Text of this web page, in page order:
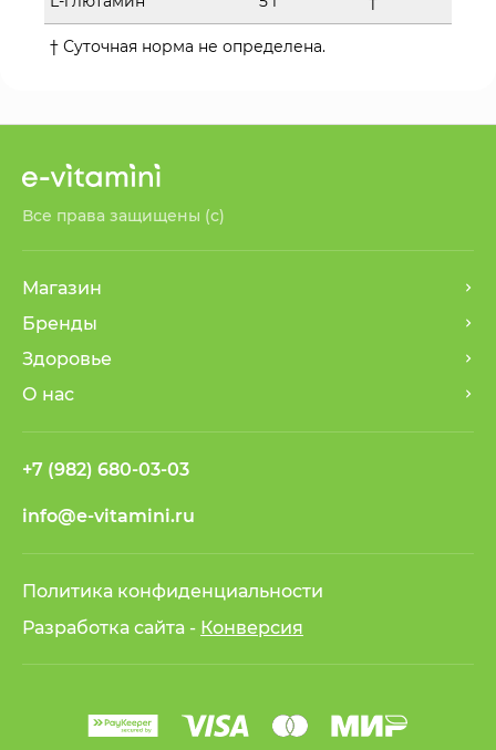
† Суточная норма не определена.
Все права защищены (с)
Магазин
Бренды
Здоровье
О нас
+7 (982) 680-03-03
info@e-vitamini.ru
Политика конфиденциальности
Разработка сайта - Конверсия